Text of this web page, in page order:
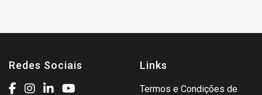
Redes Sociais Links
Termos e Condições de